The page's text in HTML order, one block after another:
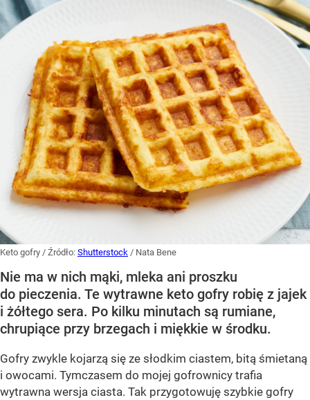
Keto gofry / Źródło: Shutterstock / Nata Bene
Nie ma w nich mąki, mleka ani proszku
do pieczenia. Te wytrawne keto gofry robię z jajek
i żółtego sera. Po kilku minutach są rumiane,
chrupiące przy brzegach i miękkie w środku.
Gofry zwykle kojarzą się ze słodkim ciastem, bitą śmietaną
i owocami. Tymczasem do mojej gofrownicy trafia
wytrawna wersja ciasta. Tak przygotowuję szybkie gofry